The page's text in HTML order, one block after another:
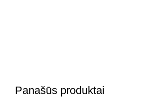
Panašūs produktai